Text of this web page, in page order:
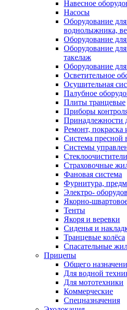
Навесное
Насосы
Оборудование
воднолыжника,
Оборудование
Оборудование
такелаж
Оборудование
Осветительное
Осушительная
Палубное
Плиты транцевые
Приборы
Принадлежности
Ремонт, покраска
Система пресной
Системы
Страховочные
Фановая система
Фурнитура,
Электро-
Якорно-
Тенты
Якоря и веревки
Сиденья и
Транцевые колёса
Спасательные
Прицепы
Общего
Для водной
Для мототехники
Коммерческие
Спецназначения